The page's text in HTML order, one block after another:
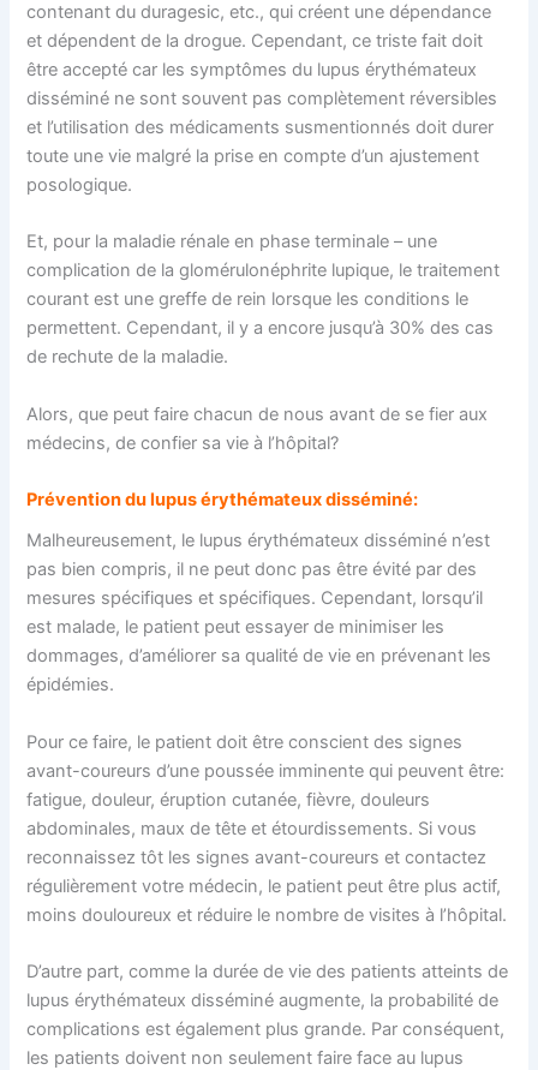
contenant du duragesic, etc., qui créent une dépendance
et dépendent de la drogue. Cependant, ce triste fait doit
être accepté car les symptômes du lupus érythémateux
disséminé ne sont souvent pas complètement réversibles
et l’utilisation des médicaments susmentionnés doit durer
toute une vie malgré la prise en compte d’un ajustement
posologique.
Et, pour la maladie rénale en phase terminale – une
complication de la glomérulonéphrite lupique, le traitement
courant est une greffe de rein lorsque les conditions le
permettent. Cependant, il y a encore jusqu’à 30% des cas
de rechute de la maladie.
Alors, que peut faire chacun de nous avant de se fier aux
médecins, de confier sa vie à l’hôpital?
Prévention du lupus érythémateux disséminé:
Malheureusement, le lupus érythémateux disséminé n’est
pas bien compris, il ne peut donc pas être évité par des
mesures spécifiques et spécifiques. Cependant, lorsqu’il
est malade, le patient peut essayer de minimiser les
dommages, d’améliorer sa qualité de vie en prévenant les
épidémies.
Pour ce faire, le patient doit être conscient des signes
avant-coureurs d’une poussée imminente qui peuvent être:
fatigue, douleur, éruption cutanée, fièvre, douleurs
abdominales, maux de tête et étourdissements. Si vous
reconnaissez tôt les signes avant-coureurs et contactez
régulièrement votre médecin, le patient peut être plus actif,
moins douloureux et réduire le nombre de visites à l’hôpital.
D’autre part, comme la durée de vie des patients atteints de
lupus érythémateux disséminé augmente, la probabilité de
complications est également plus grande. Par conséquent,
les patients doivent non seulement faire face au lupus